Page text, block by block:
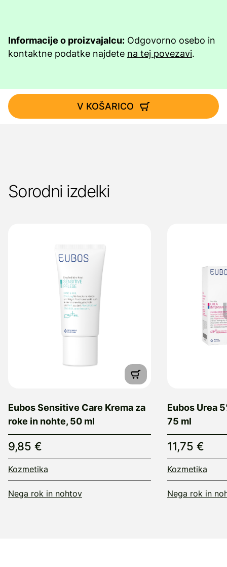
Informacije o proizvajalcu: Odgovorno osebo in
kontaktne podatke najdete na tej povezavi.
V KOŠARICO
Sorodni izdelki
Eubos Sensitive Care Krema za
roke in nohte, 50 ml
9,85 €
Kozmetika
Nega rok in nohtov
Eubos Urea
75 ml
11,75 €
Kozmetika
Nega rok in